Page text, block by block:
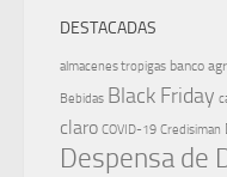
DESTACADAS
almacenes tropigas banco
Bebidas Black Friday
claro COVID-19 Credisiman
Despensa de